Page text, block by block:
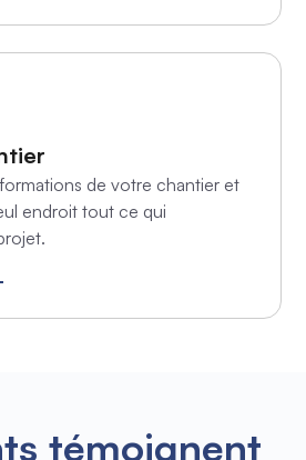
de votre chantier et
endroit tout ce qui
témoignent